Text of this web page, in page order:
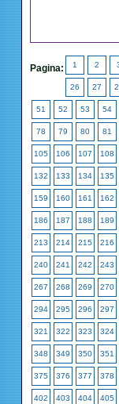
Pagina: 1 2
26 27
51 52 53 54
78 79 80 81
105 106 107 108
132 133 134 135
159 160 161 162
186 187 188 189
213 214 215 216
240 241 242 243
267 268 269 270
294 295 296 297
321 322 323 324
348 349 350 351
375 376 377 378
402 403 404 405